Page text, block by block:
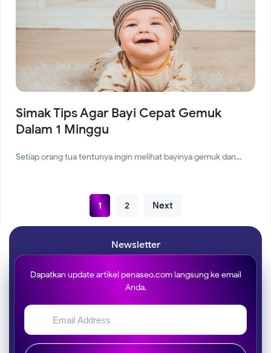
Simak Tips Agar Bayi Cepat Gemuk
Dalam 1 Minggu
Setiap orang tua tentunya ingin melihat bayinya gemuk dan...
1 2 Next
Newsletter
Dapatkan update artikel penaseo.com langsung ke email
Anda.